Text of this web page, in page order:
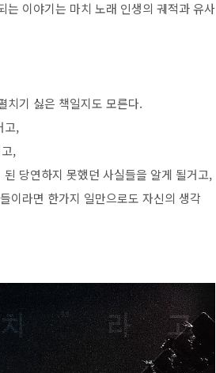
는 이야기는 마치 노래 인생의 궤적과 유사
치기 싫은 책일지도 모른다.
고,
,
당연하지 못했던 사실들을 알게 될거고,
이라면 한가지 일만으로도 자신의 생각